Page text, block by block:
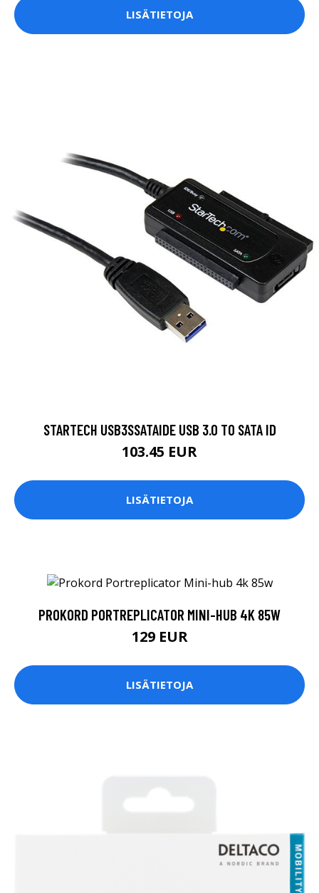
LISÄTIETOJA
STARTECH USB3SSATAIDE USB 3.0 TO SATA ID
103.45 EUR
LISÄTIETOJA
PROKORD PORTREPLICATOR MINI-HUB 4K 85W
129 EUR
LISÄTIETOJA